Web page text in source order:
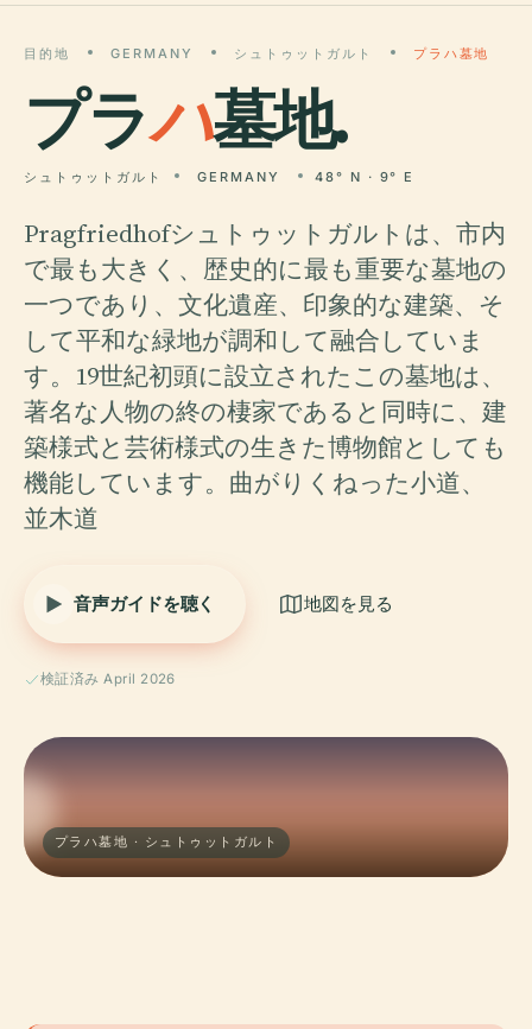
目的地 GERMANY シュトゥットガルト プラハ墓地
プラハ墓地.
シュトゥットガルト GERMANY 48° N · 9° E
Pragfriedhofシュトゥットガルトは、市内
で最も大きく、歴史的に最も重要な墓地の
一つであり、文化遺産、印象的な建築、そ
して平和な緑地が調和して融合していま
す。19世紀初頭に設立されたこの墓地は、
著名な人物の終の棲家であると同時に、建
築様式と芸術様式の生きた博物館としても
機能しています。曲がりくねった小道、
並木道
音声ガイドを聴く 地図を見る
検証済み April 2026
プラハ墓地 · シュトゥットガルト